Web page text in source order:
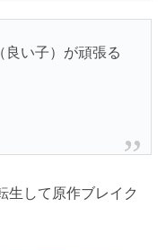
い子）が頑張る
生して原作ブレイク